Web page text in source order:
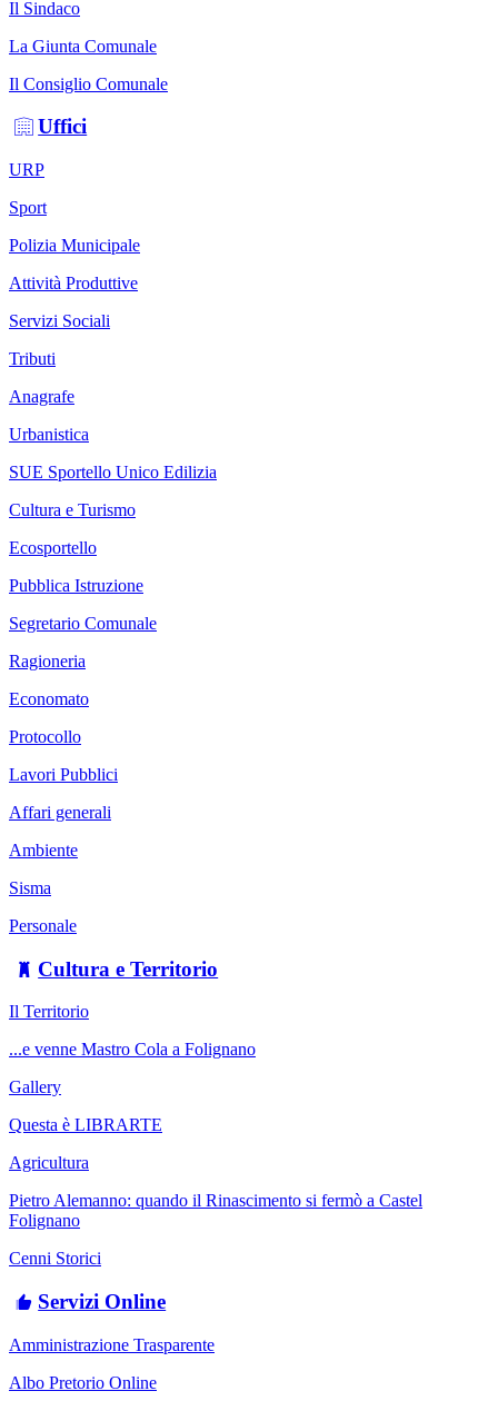
Il Sindaco
La Giunta Comunale
Il Consiglio Comunale
Uffici
URP
Sport
Polizia Municipale
Attività Produttive
Servizi Sociali
Tributi
Anagrafe
Urbanistica
SUE Sportello Unico Edilizia
Cultura e Turismo
Ecosportello
Pubblica Istruzione
Segretario Comunale
Ragioneria
Economato
Protocollo
Lavori Pubblici
Affari generali
Ambiente
Sisma
Personale
Cultura e Territorio
Il Territorio
...e venne Mastro Cola a Folignano
Gallery
Questa è LIBRARTE
Agricultura
Pietro Alemanno: quando il Rinascimento si fermò a Castel
Folignano
Cenni Storici
Servizi Online
Amministrazione Trasparente
Albo Pretorio Online